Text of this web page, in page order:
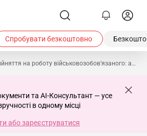
Спробувати безкоштовно
Прийняття на роботу військовозобов’язаного: алгоритм для кадрового та військового обліку, бронювання
та AI-Консультант — усе
в одному місці
або зареєструватися